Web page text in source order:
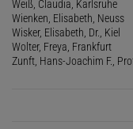
Weiß, Claudia, Karlsruhe
Wienken, Elisabeth, Neuss
Wisker, Elisabeth, Dr., Kiel
Wolter, Freya, Frankfurt
Zunft, Hans-Joachim F.,